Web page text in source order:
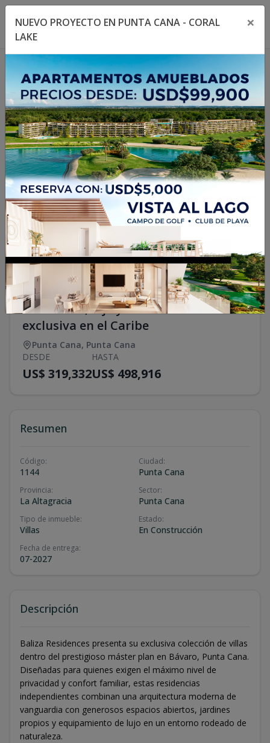
Toggle navigation menu
1/27
Privacidad, lujo y sofisticación
exclusiva en el Caribe
Punta Cana, Punta Cana
DESDE
US$ 319,332
HASTA
US$ 498,916
Resumen
Código:
1144
Ciudad:
Punta Cana
Provincia:
La Altagracia
Sector:
Punta Cana
Tipo de inmueble:
Villas
Estado:
En Construcción
Fecha de entrega:
07-2027
Descripción
Baliza Residences presenta su exclusiva colección de villas
dentro del prestigioso máster plan en Bávaro, Punta Cana.
Diseñadas para quienes exigen el máximo nivel de
privacidad y confort familiar, estas residencias
independientes combinan una arquitectura moderna de
vanguardia con generosos espacios abiertos, jardines
propios y equipamiento de lujo en un entorno rodeado de
naturaleza.
NUEVO PROYECTO EN PUNTA CANA - CORAL
LAKE
×